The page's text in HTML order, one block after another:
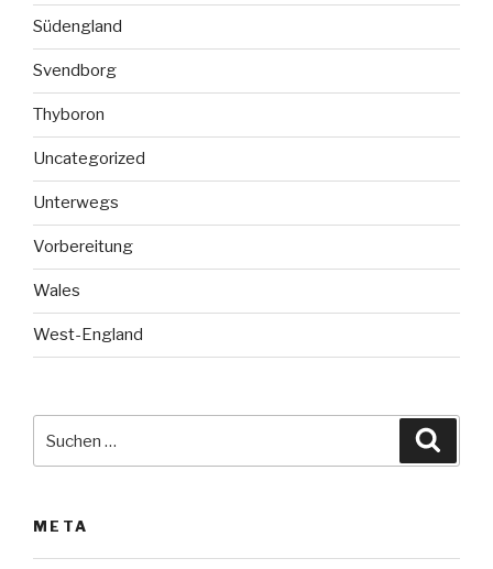
Südengland
Svendborg
Thyboron
Uncategorized
Unterwegs
Vorbereitung
Wales
West-England
nach:
META